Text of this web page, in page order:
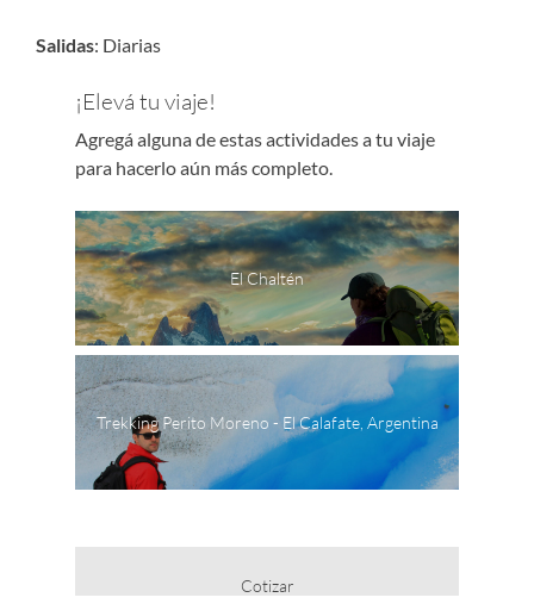
Salidas: Diarias
¡Elevá tu viaje!
Agregá alguna de estas actividades a tu viaje
para hacerlo aún más completo.
El Chaltén
Trekking Perito Moreno - El Calafate, Argentina
Cotizar